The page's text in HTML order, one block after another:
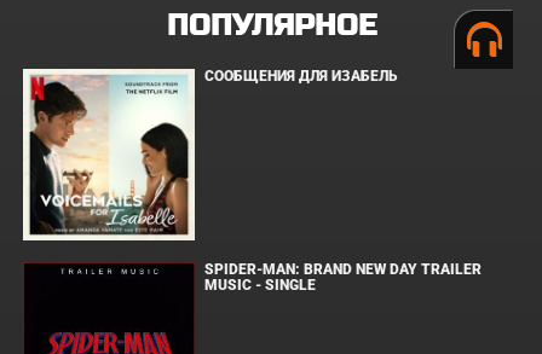
ПОПУЛЯРНОЕ
СООБЩЕНИЯ ДЛЯ ИЗАБЕЛЬ
SPIDER-MAN: BRAND NEW DAY TRAILER
MUSIC - SINGLE